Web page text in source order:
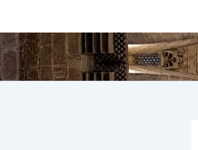
contenido